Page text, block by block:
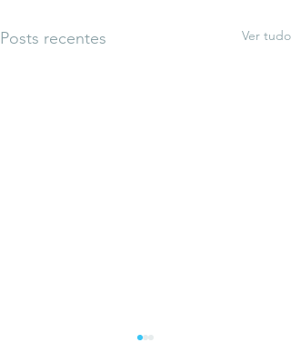
Posts recentes Ver tudo